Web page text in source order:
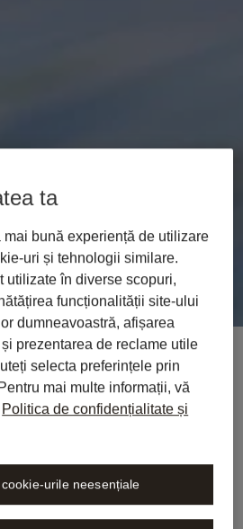
petrece
eal
dvs. într-un spațiu
Add-ins aduc asistența IA
în instrumentele
ta
mai bună experiență de utilizare
uri și tehnologii similare.
utilizate în diverse scopuri,
funcționalității site-ului
dumneavoastră, afișarea
prezentarea de reclame utile
selecta preferințele prin
mai multe informații, vă
Politica de confidențialitate și
urile neesențiale